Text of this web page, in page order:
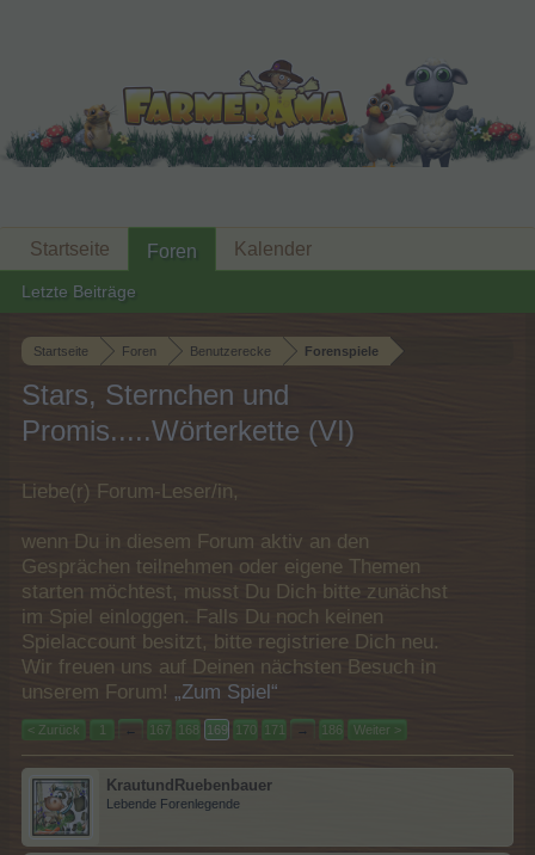
Startseite Foren Benutzerecke Forenspiele
Stars, Sternchen und
Promis.....Wörterkette (VI)
Liebe(r) Forum-Leser/in,
wenn Du in diesem Forum aktiv an den
Gesprächen teilnehmen oder eigene Themen
starten möchtest, musst Du Dich bitte zunächst
im Spiel einloggen. Falls Du noch keinen
Spielaccount besitzt, bitte registriere Dich neu.
Wir freuen uns auf Deinen nächsten Besuch in
unserem Forum! „Zum Spiel“
< Zurück 1 ← 167 168 169 170 171 → 186 Weiter >
KrautundRuebenbauer
Lebende Forenlegende
Startseite Foren
Letzte Beiträge
Kalender